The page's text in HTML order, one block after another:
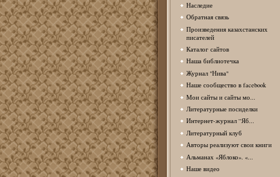
Наследие
Обратная связь
Произведения казахстанских
писателей
Каталог сайтов
Наша библиотечка
Журнал "Нива"
Наше сообщество в facebook
Мои сайты и сайты мо...
Литературные посиделки
Интернет-журнал “Яб...
Литературный клуб
Авторы реализуют свои книги
Альманах «Яблоко». «...
Наше видео